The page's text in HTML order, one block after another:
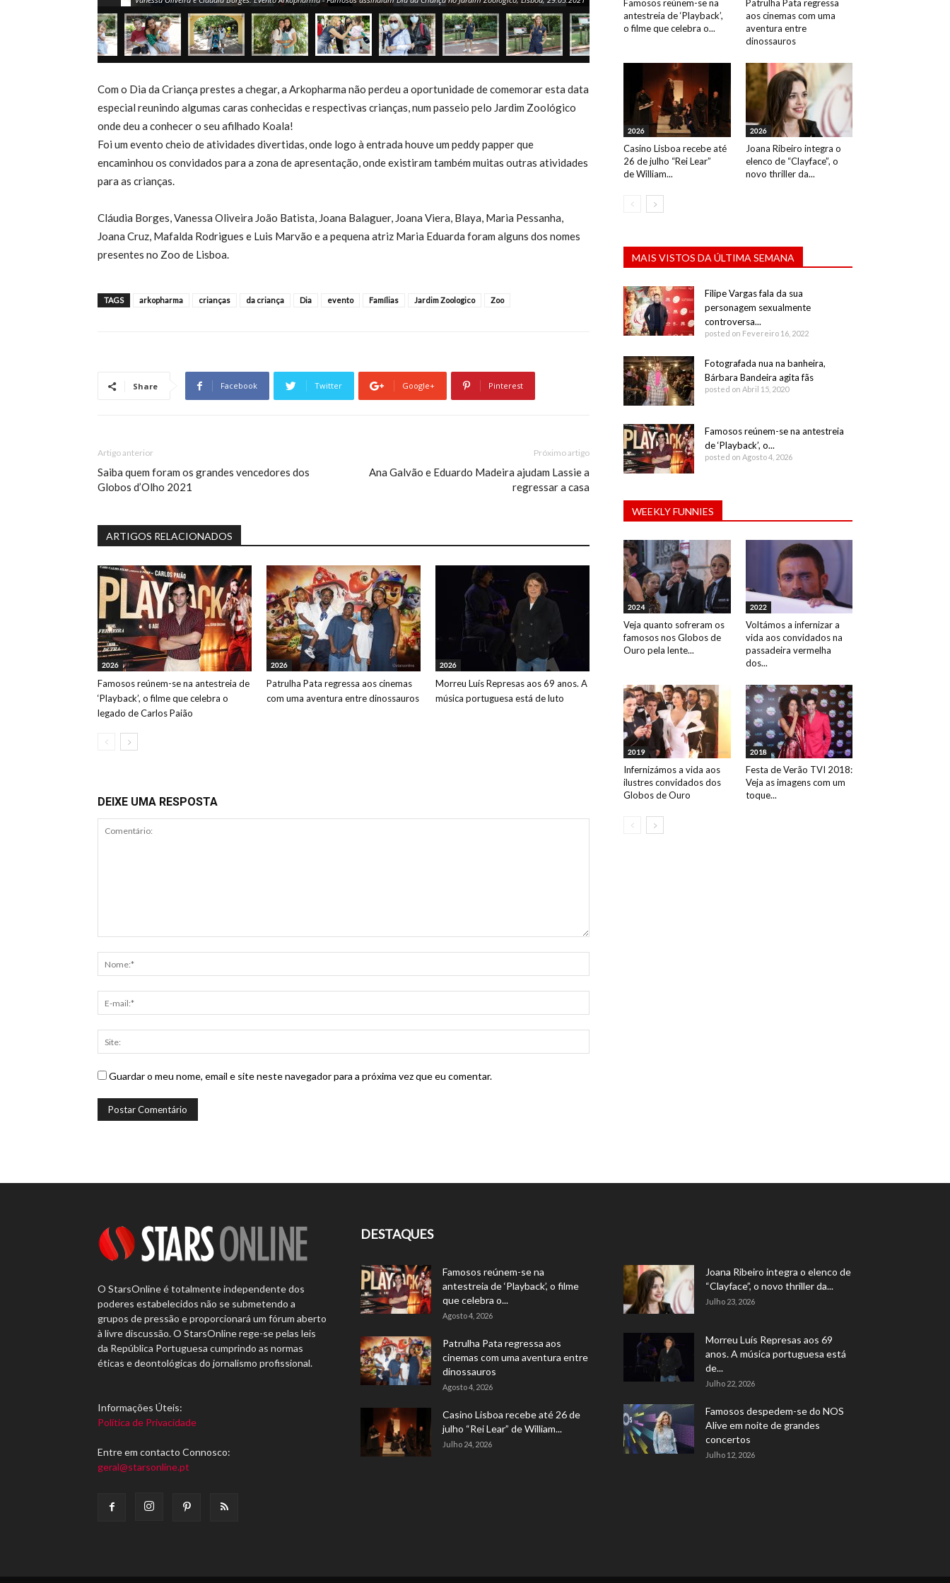
Com o Dia da Criança prestes a chegar, a Arkopharma não perdeu a oportunidade de comemorar esta data
especial reunindo algumas caras conhecidas e respectivas crianças, num passeio pelo Jardim Zoológico
onde deu a conhecer o seu afilhado Koala!
Foi um evento cheio de atividades divertidas, onde logo à entrada houve um peddy papper que
encaminhou os convidados para a zona de apresentação, onde existiram também muitas outras atividades
para as crianças.
Cláudia Borges, Vanessa Oliveira João Batista, Joana Balaguer, Joana Viera, Blaya, Maria Pessanha,
Joana Cruz, Mafalda Rodrigues e Luis Marvão e a pequena atriz Maria Eduarda foram alguns dos nomes
presentes no Zoo de Lisboa.
TAGS arkopharma crianças da criança Dia evento Famílias Jardim Zoologico Zoo
Share Facebook Twitter Google+ Pinterest
Artigo anterior
Saiba quem foram os grandes vencedores dos
Globos d’Olho 2021
Próximo artigo
Ana Galvão e Eduardo Madeira ajudam Lassie a
regressar a casa
ARTIGOS RELACIONADOS
2026
Famosos reúnem-se na antestreia de
‘Playback’, o filme que celebra o
legado de Carlos Paião
2026
Patrulha Pata regressa aos cinemas
com uma aventura entre dinossauros
2026
Morreu Luís Represas aos 69 anos. A
música portuguesa está de luto
DEIXE UMA RESPOSTA
Guardar o meu nome, email e site neste navegador para a próxima vez que eu comentar.
Famosos reúnem-se na
antestreia de ‘Playback’,
o filme que celebra o...
Patrulha Pata regressa
aos cinemas com uma
aventura entre
dinossauros
2026
Casino Lisboa recebe até
26 de julho “Rei Lear”
de William...
2026
Joana Ribeiro integra o
elenco de “Clayface”, o
novo thriller da...
MAIS VISTOS DA ÚLTIMA SEMANA
Filipe Vargas fala da sua
personagem sexualmente
controversa...
posted on Fevereiro 16, 2022
Fotografada nua na banheira,
Bárbara Bandeira agita fãs
posted on Abril 15, 2020
Famosos reúnem-se na antestreia
de ‘Playback’, o...
posted on Agosto 4, 2026
WEEKLY FUNNIES
2024
Veja quanto sofreram os
famosos nos Globos de
Ouro pela lente...
2022
Voltámos a infernizar a
vida aos convidados na
passadeira vermelha
dos...
2019
Infernizámos a vida aos
ilustres convidados dos
Globos de Ouro
2018
Festa de Verão TVI 2018:
Veja as imagens com um
toque...
O StarsOnline é totalmente independente dos
poderes estabelecidos não se submetendo a
grupos de pressão e proporcionará um fórum aberto
à livre discussão. O StarsOnline rege-se pelas leis
da República Portuguesa cumprindo as normas
éticas e deontológicas do jornalismo profissional.
Informações Úteis:
Política de Privacidade
Entre em contacto Connosco:
geral@starsonline.pt
DESTAQUES
Famosos reúnem-se na
antestreia de ‘Playback’, o filme
que celebra o...
Agosto 4, 2026
Patrulha Pata regressa aos
cinemas com uma aventura entre
dinossauros
Agosto 4, 2026
Casino Lisboa recebe até 26 de
julho “Rei Lear” de William...
Julho 24, 2026
Joana Ribeiro integra o elenco de
“Clayface”, o novo thriller da...
Julho 23, 2026
Morreu Luís Represas aos 69
anos. A música portuguesa está
de...
Julho 22, 2026
Famosos despedem-se do NOS
Alive em noite de grandes
concertos
Julho 12, 2026